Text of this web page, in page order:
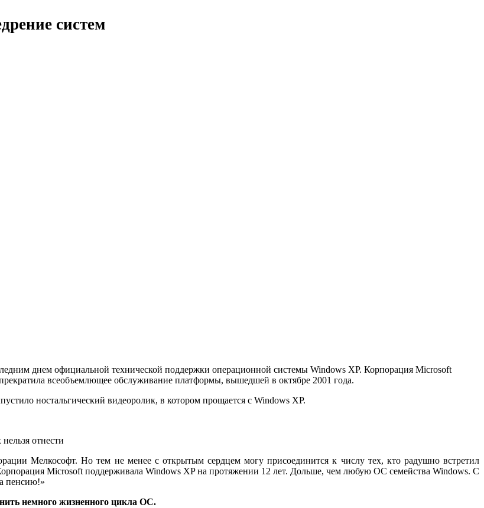
систем
днем официальной технической поддержки операционной системы Windows XP. Корпорация Microsoft
всеобъемлющее обслуживание платформы, вышедшей в октябре 2001 года.
ностальгический видеоролик, в котором прощается с Windows XP.
отнести
Мелкософт. Но тем не менее с открытым сердцем могу присоединится к числу тех, кто радушно встретил
Microsoft поддерживала Windows XP на протяжении 12 лет. Дольше, чем любую ОС семейства Windows. С
пенсию!»
немного жизненного цикла ОС.